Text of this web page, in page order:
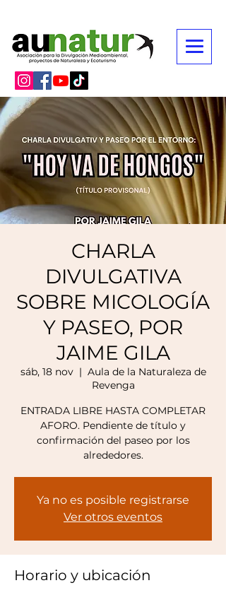
CHARLA
DIVULGATIVA
SOBRE MICOLOGÍA
Y PASEO, POR
JAIME GILA
sáb, 18 nov
  |
Aula de la Naturaleza de
Revenga
ENTRADA LIBRE HASTA COMPLETAR
AFORO. Pendiente de título y
confirmación del paseo por los
alrededores.
Ya no es posible registrarse
Ver otros eventos
Horario y ubicación